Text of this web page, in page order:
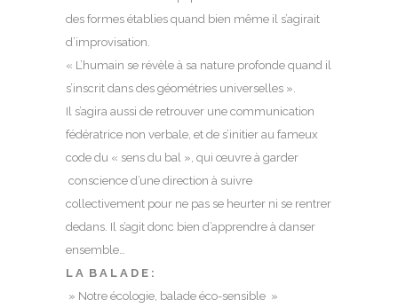
des formes établies quand bien même il s’agirait
d’improvisation.
« L’humain se révèle à sa nature profonde quand il
s’inscrit dans des géométries universelles ».
Il s’agira aussi de retrouver une communication
fédératrice non verbale, et de s’initier au fameux
code du « sens du bal », qui œuvre à garder
conscience d’une direction à suivre
collectivement pour ne pas se heurter ni se rentrer
dedans. Il s’agit donc bien d’apprendre à danser
ensemble…
L A B A L A D E :
» Notre écologie, balade éco-sensible »